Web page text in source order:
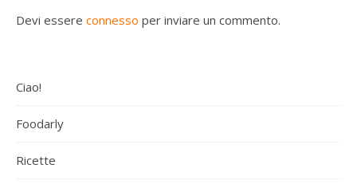
Devi essere connesso per inviare un commento.
Ciao!
Foodarly
Ricette